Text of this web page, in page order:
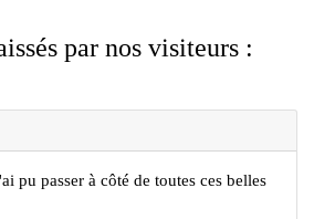
par nos visiteurs :
pu passer à côté de toutes ces belles